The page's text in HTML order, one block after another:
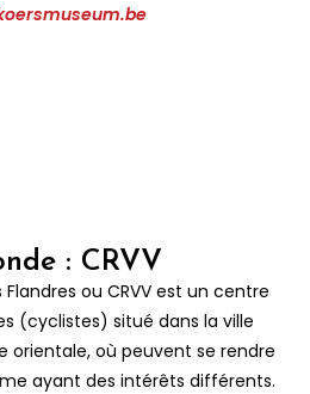
: CRVV
ou CRVV est un centre
(cyclistes) situé dans la ville
orientale, où peuvent se rendre
ayant des intérêts différents.